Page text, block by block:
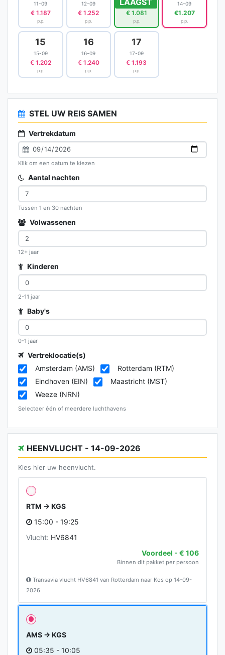
11-09
€ 1.187
p.p.
12-09
€ 1.252
p.p.
13-09
€ 1.081
p.p.
14-09
€1.207
p.p.
15
15-09
€ 1.202
p.p.
16
16-09
€ 1.240
p.p.
17
17-09
€ 1.193
p.p.
STEL UW REIS SAMEN
Vertrekdatum
Klik om een datum te kiezen
Aantal nachten
Tussen 1 en 30 nachten
Volwassenen
12+ jaar
Kinderen
2-11 jaar
Baby's
0-1 jaar
Vertreklocatie(s)
Amsterdam (AMS)
Rotterdam (RTM)
Eindhoven (EIN)
Maastricht (MST)
Weeze (NRN)
Selecteer één of meerdere luchthavens
HEENVLUCHT - 14-09-2026
Kies hier uw heenvlucht.
RTM → KGS
15:00 - 19:25
Vlucht: HV6841
Voordeel - € 106
Binnen dit pakket per persoon
Transavia vlucht HV6841 van Rotterdam naar Kos op 14-09-
2026
AMS → KGS
05:35 - 10:05